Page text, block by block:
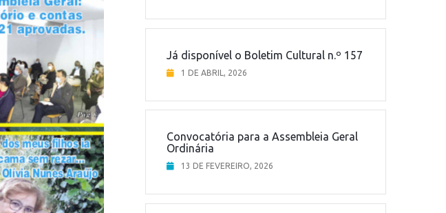
Já disponível o Boletim Cultural n.º 157
1 DE ABRIL, 2026
Convocatória para a Assembleia Geral
Ordinária
13 DE FEVEREIRO, 2026